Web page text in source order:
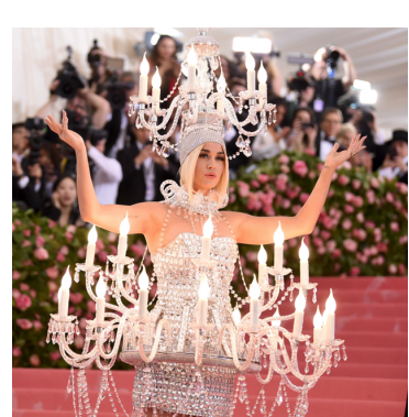
份書稿外流後，於媒體上引起軒然大波，但
André Leon Talley在接受許多不同家媒體訪問
時，數次表示這本回憶錄絕非是為了報復而寫，
相反地，它其實是一封給Anna Wintour的情
書。